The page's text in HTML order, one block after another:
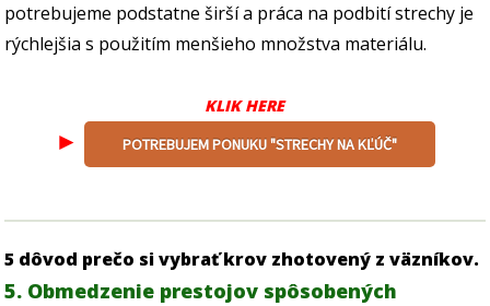
potrebujeme podstatne širší a práca na podbití strechy je
rýchlejšia s použitím menšieho množstva materiálu.
KLIK HERE
► POTREBUJEM PONUKU "STRECHY NA KĽÚČ"
5 dôvod prečo si vybrať krov zhotovený z väzníkov.
5. Obmedzenie prestojov spôsobených